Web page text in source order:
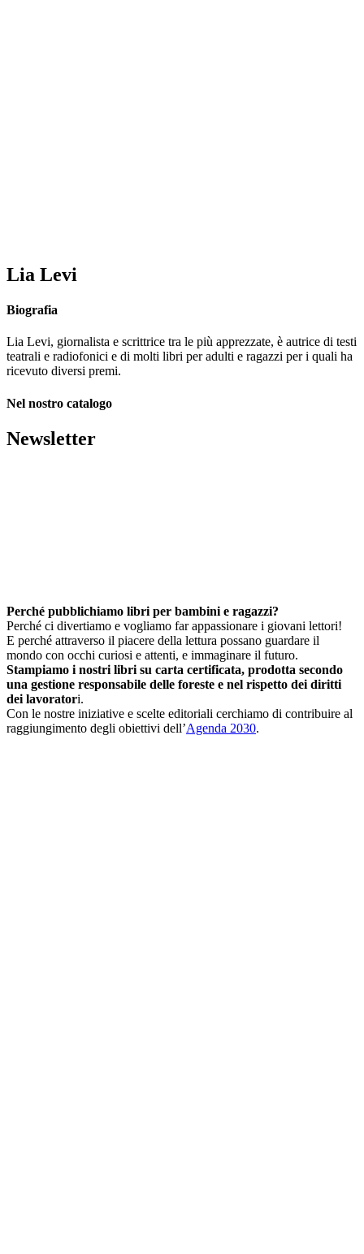
Lia Levi
Biografia
Lia Levi, giornalista e scrittrice tra le più apprezzate, è autrice di testi
teatrali e radiofonici e di molti libri per adulti e ragazzi per i quali ha
ricevuto diversi premi.
Nel nostro catalogo
Newsletter
Perché pubblichiamo libri per bambini e ragazzi?
Perché ci divertiamo e vogliamo far appassionare i giovani lettori!
E perché attraverso il piacere della lettura possano guardare il
mondo con occhi curiosi e attenti, e immaginare il futuro.
Stampiamo i nostri libri su carta certificata, prodotta secondo
una gestione responsabile delle foreste e nel rispetto dei diritti
dei lavoratori.
Con le nostre iniziative e scelte editoriali cerchiamo di contribuire al
raggiungimento degli obiettivi dell’Agenda 2030.